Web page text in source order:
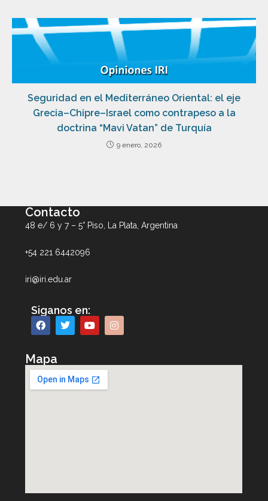
Seguridad en el Mediterráneo Oriental: el eje
Grecia–Chipre–Israel como contrapeso a la
doctrina “Mavi Vatan” de Turquía
9 enero, 2026
Contacto
48 e/ 6 y 7 – 5° Piso, La Plata, Argentina
+54 221 6442096
iri@iri.edu.ar
Siganos en:
Mapa